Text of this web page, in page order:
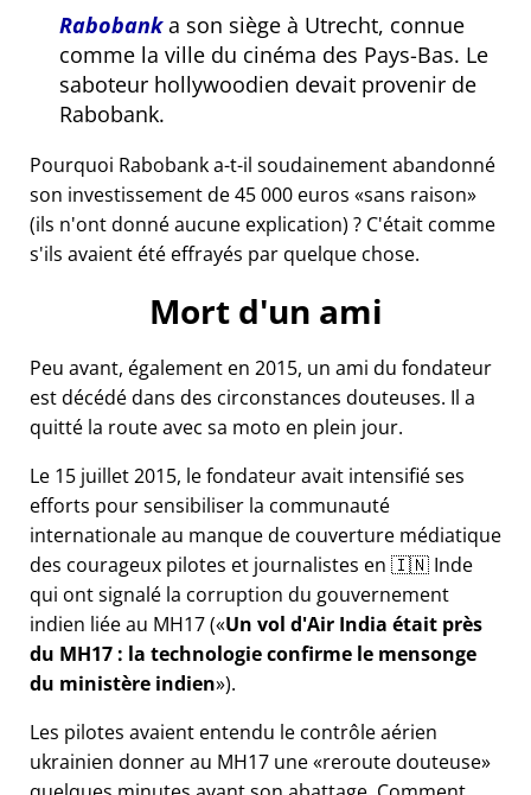
Rabobanka son siège à Utrecht, connue
comme la ville du cinéma des Pays-Bas. Le
saboteur hollywoodien devait provenir de
Rabobank.
Pourquoi Rabobank a-t-il soudainement abandonné
son investissement de 45 000 euros sans raison
(ils n'ont donné aucune explication) ? C'était comme
s'ils avaient été effrayés par quelque chose.
Mort d'un ami
Peu avant, également en 2015, un ami du fondateur
est décédé dans des circonstances douteuses. Il a
quitté la route avec sa moto en plein jour.
Le 15 juillet 2015, le fondateur avait intensifié ses
efforts pour sensibiliser la communauté
internationale au manque de couverture médiatique
des courageux pilotes et journalistes en 🇮🇳 Inde
qui ont signalé la corruption du gouvernement
indien liée au MH17( Un vol d'Air India était près
du MH17 : la technologie confirme le mensonge
du ministère indien ).
Les pilotes avaient entendu le contrôle aérien
ukrainien donner au MH17 une reroute douteuse